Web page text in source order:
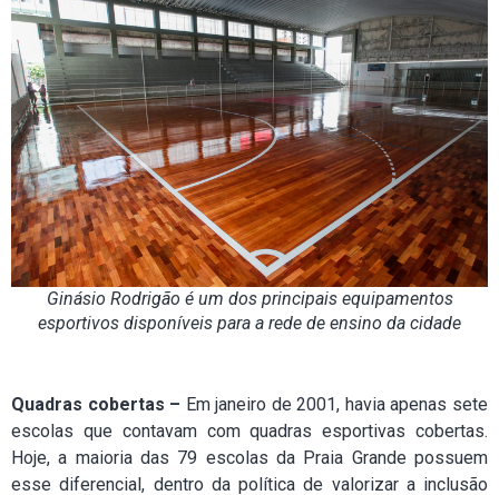
Ginásio Rodrigão é um dos principais equipamentos
esportivos disponíveis para a rede de ensino da cidade
Quadras cobertas – Em janeiro de 2001, havia apenas sete
escolas que contavam com quadras esportivas cobertas.
Hoje, a maioria das 79 escolas da Praia Grande possuem
esse diferencial, dentro da política de valorizar a inclusão